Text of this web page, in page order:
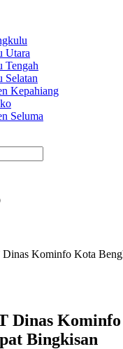
Utara
Tengah
Selatan
Kepahiang
Seluma
Dinas Kominfo Kota
Dinas
Bingkisan